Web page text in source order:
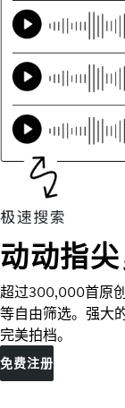
动动指
超过300,000首原
等自由筛选。强大
完美拍档。
免费注册